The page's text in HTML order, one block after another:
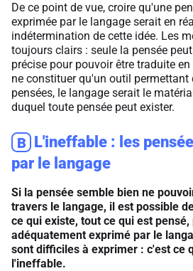
De ce point de vue, croire qu'une
exprimée par le langage serait en
indétermination de cette idée. Les
toujours clairs : seule la pensée
précise pour pouvoir être traduite
ne constituer qu'un outil permettant
pensées, le langage serait le
duquel toute pensée peut exister.
B L'ineffable : les
par le langage
Si la pensée semble bien ne
travers le langage, il est possible
ce qui existe, tout ce qui est
adéquatement exprimé par le
sont difficiles à exprimer : c'est ce
l'ineffable.